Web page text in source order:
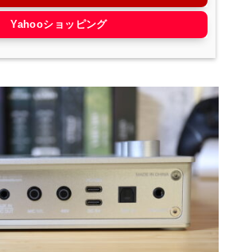
Yahooショッピング